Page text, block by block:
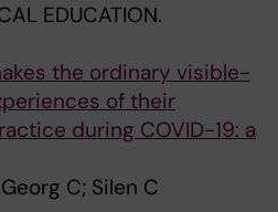
EDUCATION.
the ordinary visible-
of their
during COVID-19: a
C; Silen C